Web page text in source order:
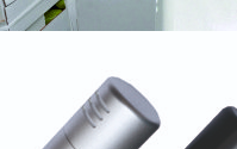
KCD-HP-300